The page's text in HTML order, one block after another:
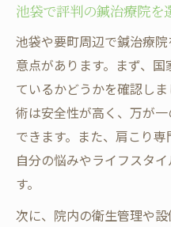
池袋で評判の鍼治療院を
池袋や要町周辺で鍼治療
意点があります。まず、
ているかどうかを確認し
術は安全性が高く、万が
できます。また、肩こり専
自分の悩みやライフスタ
す。
次に、院内の衛生管理や設